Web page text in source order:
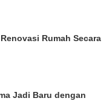
Rumah Secara
Jadi Baru dengan